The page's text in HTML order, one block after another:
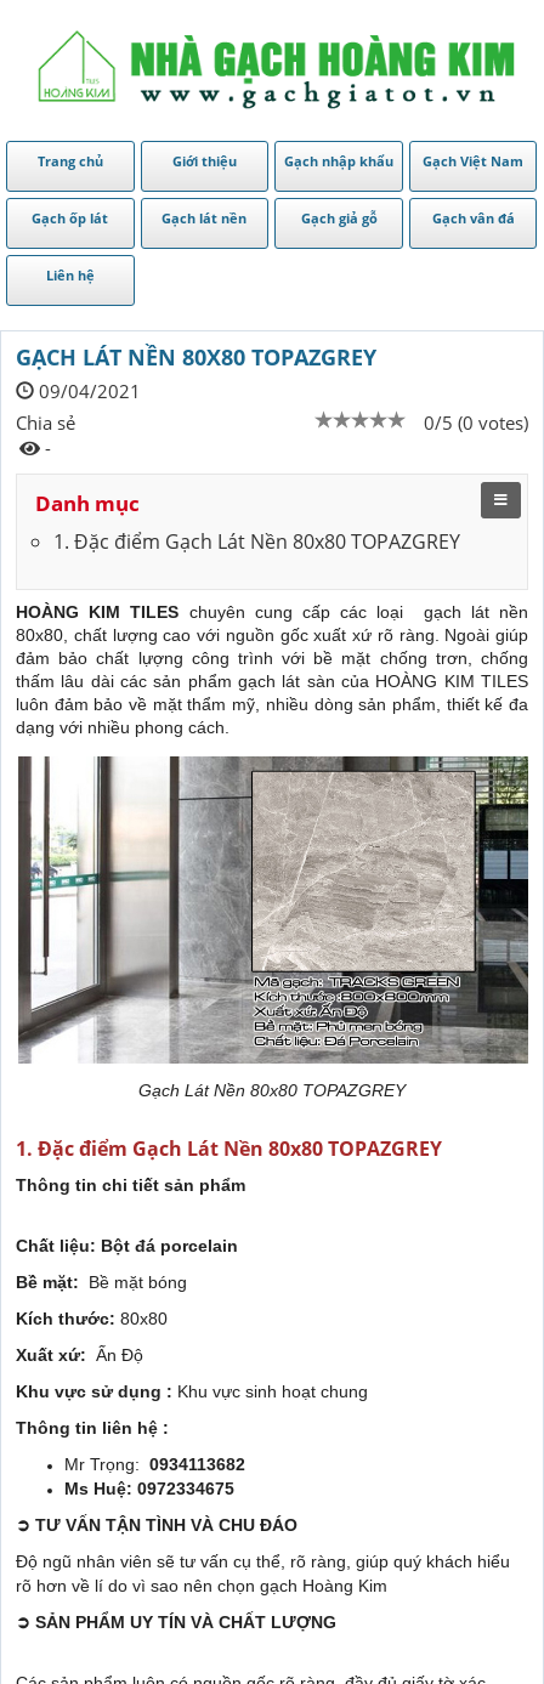
Trang chủ Giới thiệu Gạch nhập khẩu Gạch Việt Nam
Gạch ốp lát Gạch lát nền Gạch giả gỗ Gạch vân đá
Liên hệ
GẠCH LÁT NỀN 80X80 TOPAZGREY
09/04/2021
0/5 (0 votes)
Chia sẻ
-
Danh mục
1. Đặc điểm Gạch Lát Nền 80x80 TOPAZGREY
HOÀNG KIM TILES chuyên cung cấp các loại gạch lát nền
80x80, chất lượng cao với nguồn gốc xuất xứ rõ ràng. Ngoài giúp
đảm bảo chất lựợng công trình với bề mặt chống trơn, chống
thấm lâu dài các sản phẩm gạch lát sàn của HOÀNG KIM TILES
luôn đảm bảo về mặt thẩm mỹ, nhiều dòng sản phẩm, thiết kế đa
dạng với nhiều phong cách.
Gạch Lát Nền 80x80 TOPAZGREY
1. Đặc điểm Gạch Lát Nền 80x80 TOPAZGREY
Thông tin chi tiết sản phẩm
Chất liệu: Bột đá porcelain
Bề mặt: Bề mặt bóng
Kích thước: 80x80
Xuất xứ: Ấn Độ
Khu vực sử dụng : Khu vực sinh hoạt chung
Thông tin liên hệ :
Mr Trọng: 0934113682
Ms Huệ: 0972334675
➲ TƯ VẤN TẬN TÌNH VÀ CHU ĐÁO
Độ ngũ nhân viên sẽ tư vấn cụ thể, rõ ràng, giúp quý khách hiểu
rõ hơn về lí do vì sao nên chọn gạch Hoàng Kim
➲ SẢN PHẨM UY TÍN VÀ CHẤT LƯỢNG